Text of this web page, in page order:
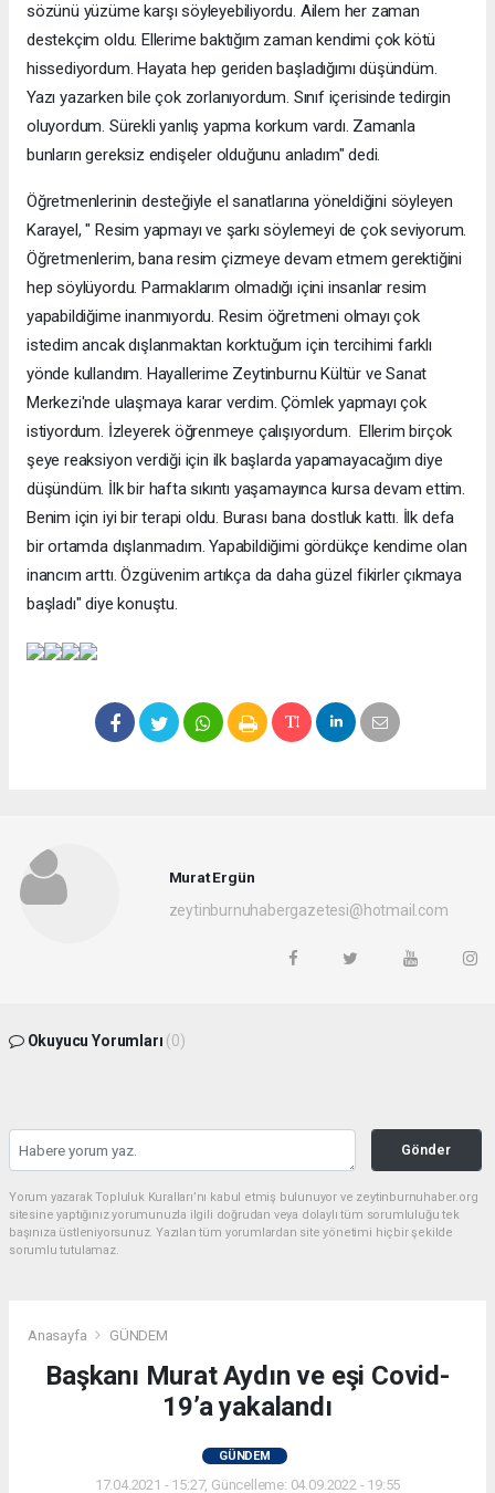
sözünü yüzüme karşı söyleyebiliyordu. Ailem her zaman
destekçim oldu. Ellerime baktığım zaman kendimi çok kötü
hissediyordum. Hayata hep geriden başladığımı düşündüm.
Yazı yazarken bile çok zorlanıyordum. Sınıf içerisinde tedirgin
oluyordum. Sürekli yanlış yapma korkum vardı. Zamanla
bunların gereksiz endişeler olduğunu anladım" dedi.
Öğretmenlerinin desteğiyle el sanatlarına yöneldiğini söyleyen
Karayel, " Resim yapmayı ve şarkı söylemeyi de çok seviyorum.
Öğretmenlerim, bana resim çizmeye devam etmem gerektiğini
hep söylüyordu. Parmaklarım olmadığı içini insanlar resim
yapabildiğime inanmıyordu. Resim öğretmeni olmayı çok
istedim ancak dışlanmaktan korktuğum için tercihimi farklı
yönde kullandım. Hayallerime Zeytinburnu Kültür ve Sanat
Merkezi'nde ulaşmaya karar verdim. Çömlek yapmayı çok
istiyordum. İzleyerek öğrenmeye çalışıyordum. Ellerim birçok
şeye reaksiyon verdiği için ilk başlarda yapamayacağım diye
düşündüm. İlk bir hafta sıkıntı yaşamayınca kursa devam ettim.
Benim için iyi bir terapi oldu. Burası bana dostluk kattı. İlk defa
bir ortamda dışlanmadım. Yapabildiğimi gördükçe kendime olan
inancım arttı. Özgüvenim artıkça da daha güzel fikirler çıkmaya
başladı" diye konuştu.
Murat Ergün
zeytinburnuhabergazetesi@hotmail.com
Okuyucu Yorumları (0)
Gönder
Yorum yazarak Topluluk Kuralları’nı kabul etmiş bulunuyor ve zeytinburnuhaber.org
sitesine yaptığınız yorumunuzla ilgili doğrudan veya dolaylı tüm sorumluluğu tek
başınıza üstleniyorsunuz. Yazılan tüm yorumlardan site yönetimi hiçbir şekilde
sorumlu tutulamaz.
Anasayfa GÜNDEM
Başkanı Murat Aydın ve eşi Covid-
19’a yakalandı
GÜNDEM
17.04.2021 - 15:27, Güncelleme: 04.09.2022 - 19:55